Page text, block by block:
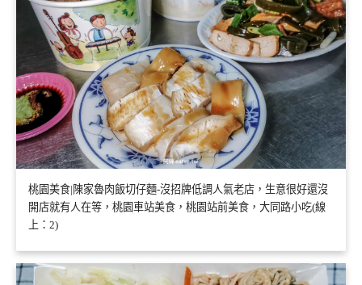
桃園美食|陳家魯肉飯切仔麵-沒招牌低調人氣老店，生意很好還沒
開店就有人在等，桃園車站美食，桃園站前美食，大同路小吃(線
上：2)